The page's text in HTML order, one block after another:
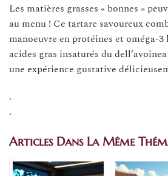
Les matières grasses « bonnes »
au menu ! Ce tartare savoureux
manoeuvre en protéines et oméga-
acides gras insaturés du
une expérience gustative
.
.
Articles Dans La Même